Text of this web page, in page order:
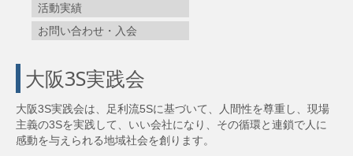
活動実績
お問い合わせ・入会
大阪3S実践会
大阪3S実践会は、足利流5Sに基づいて、人間性を尊重し、現場
主義の3Sを実践して、いい会社になり、その循環と連鎖で人に
感動を与えられる地域社会を創ります。